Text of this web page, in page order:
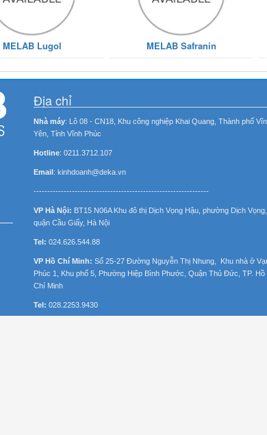
MELAB Lugol MELAB Safranin
Địa chỉ
Nhà máy: Lô 08 - CN18, Khu công nghiệp Khai Quang, Thành phố
Yên, Tỉnh Vĩnh Phúc
Hotline: 0211.3712.107
Email: kinhdoanh@deka.vn
----------------------------------------------------------------
VP Hà Nội: BT15 N06A Khu đô thị Dịch Vọng Hậu, phường Dịch Vọng,
quận Cầu Giấy, Hà Nội
Tel: 024.626.544.88
VP Hồ Chí Minh: Số 25-27 Đường Nguyễn Thị Nhung, Khu nhà ở
Phúc 1, Khu phố 5, Phường Hiệp Bình Phước, Quận Thủ Đức, TP. Hồ
Chí Minh
Tel: 028.2253.9430